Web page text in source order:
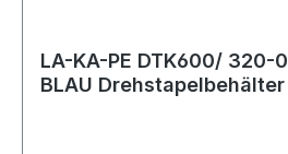
LA-KA-PE DTK600/ 320-0
BLAU Drehstapelbehälter PP